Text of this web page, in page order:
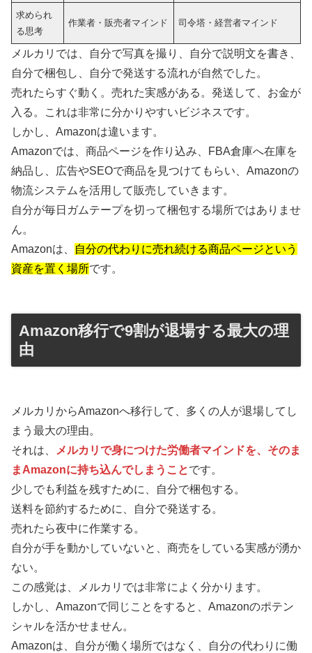
求められ
る思考
作業者・販売者マインド 司令塔・経営者マインド
メルカリでは、自分で写真を撮り、自分で説明文を書き、
自分で梱包し、自分で発送する流れが自然でした。
売れたらすぐ動く。売れた実感がある。発送して、お金が
入る。これは非常に分かりやすいビジネスです。
しかし、Amazonは違います。
Amazonでは、商品ページを作り込み、FBA倉庫へ在庫を
納品し、広告やSEOで商品を見つけてもらい、Amazonの
物流システムを活用して販売していきます。
自分が毎日ガムテープを切って梱包する場所ではありませ
ん。
Amazonは、
自分の代わりに売れ続ける商品ページという
資産を置く場所です。
Amazon移行で9割が退場する最大の理
由
メルカリからAmazonへ移行して、多くの人が退場してし
まう最大の理由。
それは、
メルカリで身につけた労働者マインドを、そのま
まAmazonに持ち込んでしまうことです。
少しでも利益を残すために、自分で梱包する。
送料を節約するために、自分で発送する。
売れたら夜中に作業する。
自分が手を動かしていないと、商売をしている実感が湧か
ない。
この感覚は、メルカリでは非常によく分かります。
しかし、Amazonで同じことをすると、Amazonのポテン
シャルを活かせません。
Amazonは、自分が働く場所ではなく、自分の代わりに働